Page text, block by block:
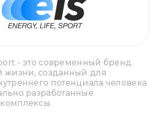
- это современный бренд
жизни, созданный для
потенциала человека
разработанные